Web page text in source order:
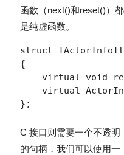
函数（next()和reset()）都
是纯虚函数。
struct
{
virtual void
virtual
};
C 接口则需要一个不透明
的句柄，我们可以使用一